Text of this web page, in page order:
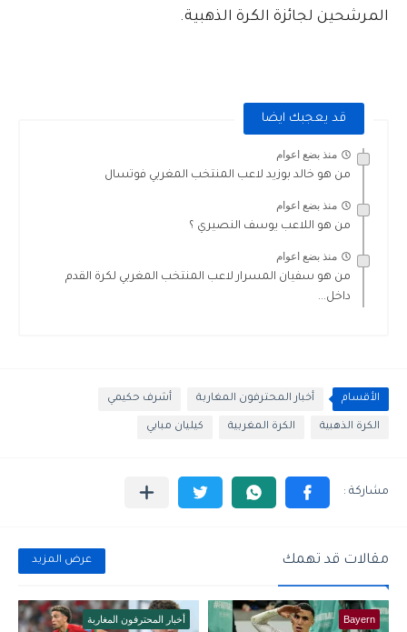
المرشحين لجائزة الكرة الذهبية.
قد يعجبك ايضا
منذ بضع اعوام
من هو خالد بوزيد لاعب المنتخب المغربي فوتسال
منذ بضع اعوام
من هو اللاعب يوسف النصيري ؟
منذ بضع اعوام
من هو سفيان المسرار لاعب المنتخب المغربي لكرة القدم
داخل...
الأقسام أخبار المحترفون المغاربة أشرف حكيمي
الكرة الذهبية الكرة المغربية كيليان مبابي
مقالات قد تهمك عرض المزيد
Bayern أخبار المحترفون المغاربة